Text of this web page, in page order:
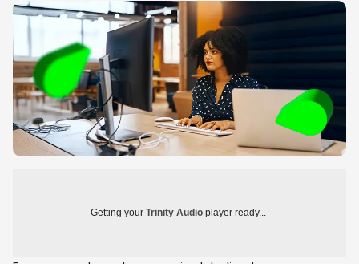
Getting your Trinity Audio player ready...